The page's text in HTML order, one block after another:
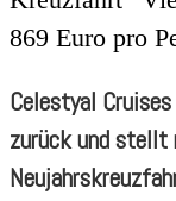
869 Euro pro
Celestyal
zurück und stellt